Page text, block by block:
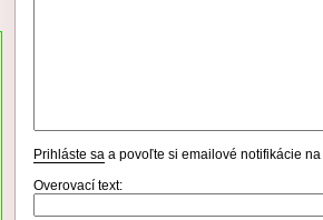
Prihláste sa a povoľte si emailové notifikácie
Overovací text: